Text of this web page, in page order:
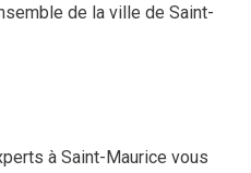
de la ville de Saint-
à Saint-Maurice vous